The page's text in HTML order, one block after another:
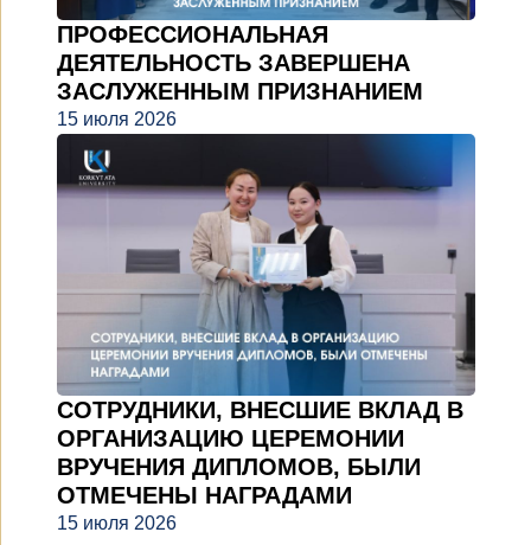
ПРОФЕССИОНАЛЬНАЯ
ДЕЯТЕЛЬНОСТЬ ЗАВЕРШЕНА
ЗАСЛУЖЕННЫМ ПРИЗНАНИЕМ
15 июля 2026
СОТРУДНИКИ, ВНЕСШИЕ ВКЛАД В
ОРГАНИЗАЦИЮ ЦЕРЕМОНИИ
ВРУЧЕНИЯ ДИПЛОМОВ, БЫЛИ
ОТМЕЧЕНЫ НАГРАДАМИ
15 июля 2026